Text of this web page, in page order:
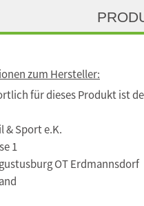
zum Hersteller:
für dieses Produkt ist
& Sport e.K.
1
OT Erdmannsdorf